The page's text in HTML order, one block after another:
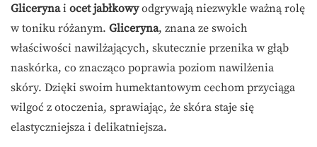
Glicerynai ocet jabłkowyodgrywają niezwykle ważną rolę
w toniku różanym. Gliceryna, znana ze swoich
właściwości nawilżających, skutecznie przenika w głąb
naskórka, co znacząco poprawia poziom nawilżenia
skóry. Dzięki swoim humektantowym cechom przyciąga
wilgoć z otoczenia, sprawiając, że skóra staje się
elastyczniejsza i delikatniejsza.